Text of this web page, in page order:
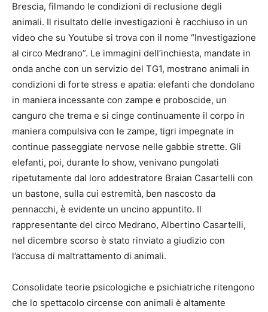
Brescia, filmando le condizioni di reclusione degli
animali. Il risultato delle investigazioni è racchiuso in un
video che su Youtube si trova con il nome “Investigazione
al circo Medrano”. Le immagini dell’inchiesta, mandate in
onda anche con un servizio del TG1, mostrano animali in
condizioni di forte stress e apatia: elefanti che dondolano
in maniera incessante con zampe e proboscide, un
canguro che trema e si cinge continuamente il corpo in
maniera compulsiva con le zampe, tigri impegnate in
continue passeggiate nervose nelle gabbie strette. Gli
elefanti, poi, durante lo show, venivano pungolati
ripetutamente dal loro addestratore Braian Casartelli con
un bastone, sulla cui estremità, ben nascosto da
pennacchi, è evidente un uncino appuntito. Il
rappresentante del circo Medrano, Albertino Casartelli,
nel dicembre scorso è stato rinviato a giudizio con
l’accusa di maltrattamento di animali.
Consolidate teorie psicologiche e psichiatriche ritengono
che lo spettacolo circense con animali è altamente